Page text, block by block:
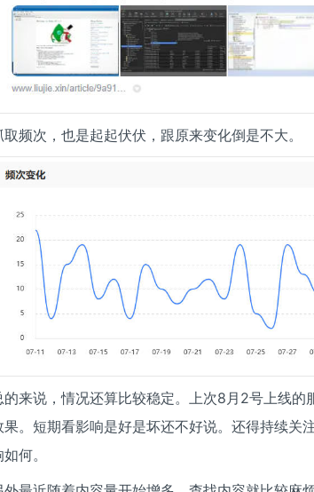
取频次，也是起起伏伏，跟原来变化倒是不大。
的来说，情况还算比较稳定。上次8月2号上线的
果。短期看影响是好是坏还不好说。还得持续关
何。